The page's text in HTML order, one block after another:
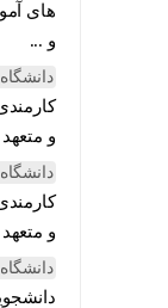
های آموزشی
دانشگاه
کارمندی که
و متعهد ...
دانشگاه
کارمندی که
و متعهد ...
دانشگاه
دانشجویان